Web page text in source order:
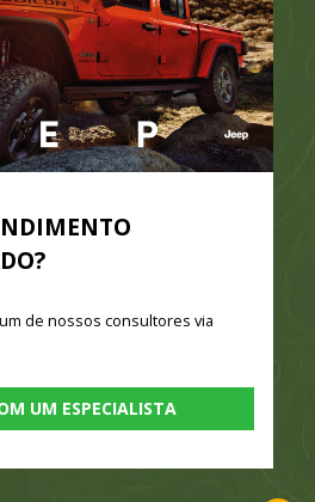
de nossos consultores via
UM ESPECIALISTA